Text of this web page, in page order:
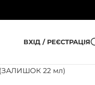
ВХІД / РЕЄСТРАЦІЯ
(ЗАЛИШОК 22 мл)